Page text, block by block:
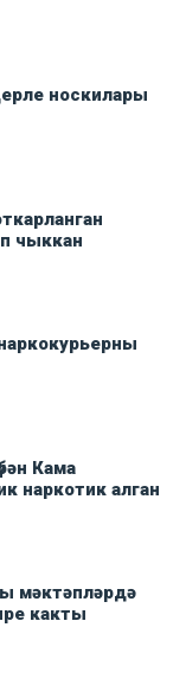
носкилары
чыккан
Кама
наркотик алган
мәктәпләрдә
какты